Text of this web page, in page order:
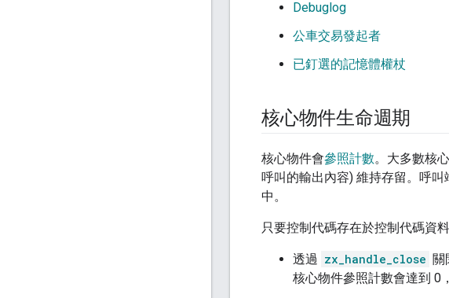
Debuglog
公車交易發起者
已釘選的記憶體權杖
核心物件生命週期
核心物件會參照計數。大多數核
呼叫的輸出內容) 維持存留。呼
中。
只要控制代碼存在於控制代碼資
透過 zx_handle_close 關
核心物件參照計數會達到 0